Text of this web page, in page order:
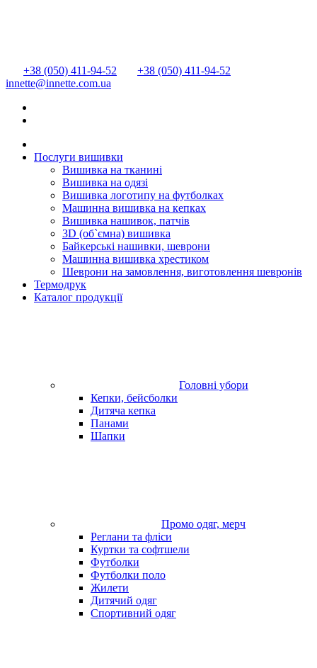
+38 (050) 411-94-52
+38 (050) 411-94-52
innette@innette.com.ua
Послуги вишивки
Вишивка на тканині
Вишивка на одязі
Вишивка логотипу на футболках
Машинна вишивка на кепках
Вишивка нашивок, патчів
3D (об`ємна) вишивка
Байкерські нашивки, шеврони
Машинна вишивка хрестиком
Шеврони на замовлення, виготовлення шевронів
Термодрук
Каталог продукції
Головні убори
Кепки, бейсболки
Дитяча кепка
Панами
Шапки
Промо одяг, мерч
Реглани та фліси
Куртки та софтшели
Футболки
Футболки поло
Жилети
Дитячий одяг
Спортивний одяг